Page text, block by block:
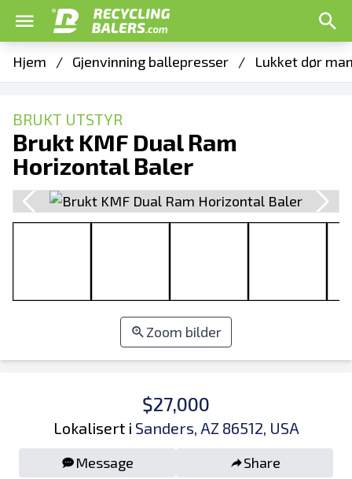
Hjem / Gjenvinning ballepresser / Lukket dør
BRUKT UTSTYR
Brukt KMF Dual Ram
Horizontal Baler
Zoom bilder
$27,000
Lokalisert i Sanders, AZ 86512, USA
Message Share